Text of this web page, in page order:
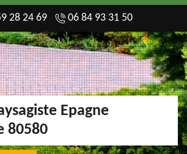
28 24 69 06 84 93 31 50
Epagne
80580